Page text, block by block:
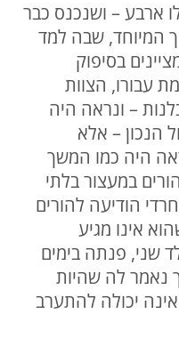
ארבע – ושנכנס כבר
המיוחד, שבה למד
מציינים בסיפוק
עבורו, הצוות
– ונראה היה
הנכון – אלא
היה כמו המשך
במעצור בלתי
הודיעה להורים
אינו מגיע
שני, פנתה בימים
נאמר לה שהיות
יכולה להתערב